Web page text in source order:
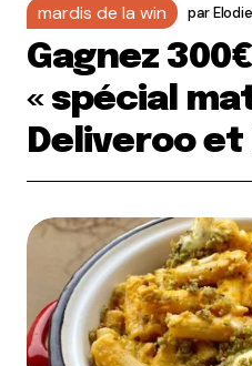
mardis de la win parElodie
Gagnez
« spécial
Deliveroo et